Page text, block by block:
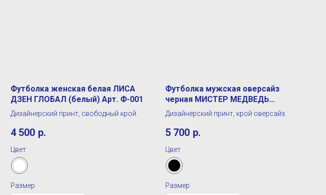
Футболка женская белая ЛИСА
ДЗЕН ГЛОБАЛ (белый) Арт. Ф-001
Дизайнерский принт, свободный крой.
4 500 р.
Цвет
Размер
Футболка мужская оверсайз
черная МИСТЕР МЕДВЕДЬ
(черный) Арт. ФМ-008
Дизайнерский принт, крой оверсайз.
5 700 р.
Цвет
Размер